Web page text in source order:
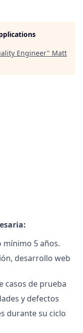
Engineer" Matt
mínimo 5 años.
desarrollo web
casos de prueba
y defectos
durante su ciclo